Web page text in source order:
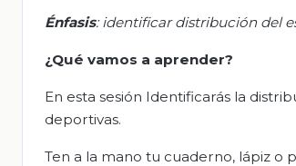
Énfasis: identificar distribución del
¿Qué vamos a aprender?
En esta sesión Identificarás la
deportivas.
Ten a la mano tu cuaderno, lápiz o